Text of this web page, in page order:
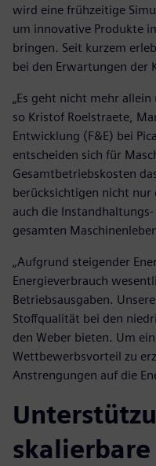
wird eine frühzeitige
um innovative Produkte
bringen. Seit kurzem
bei den Erwartungen der
„Es geht nicht mehr
so Kristof Roelstraete,
Entwicklung (F&E) bei
entscheiden sich für
Gesamtbetriebskosten
berücksichtigen nicht nur
auch die
gesamten
„Aufgrund steigender
Energieverbrauch
Betriebsausgaben.
Stoffqualität bei den
den Weber bieten. Um
Wettbewerbsvorteil zu
Anstrengungen auf die